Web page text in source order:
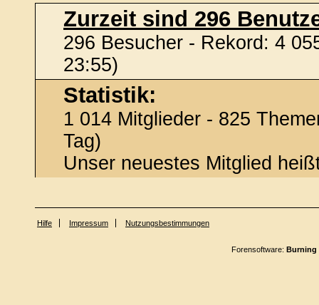
Zurzeit sind 296
296 Besucher - Rekord: 4
23:55)
Statistik:
1 014 Mitglieder - 825
Tag)
Unser neuestes Mitglied
Hilfe Impressum Nutzungsbestimmungen
Forensoftware: Burning